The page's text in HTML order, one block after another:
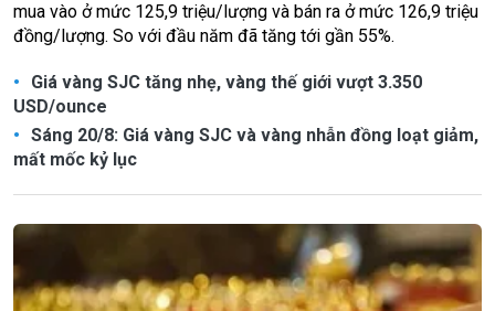
mua vào ở mức 125,9 triệu/lượng và bán ra ở mức 126,9 triệu
đồng/lượng. So với đầu năm đã tăng tới gần 55%.
Giá vàng SJC tăng nhẹ, vàng thế giới vượt 3.350
USD/ounce
Sáng 20/8: Giá vàng SJC và vàng nhẫn đồng loạt giảm,
mất mốc kỷ lục